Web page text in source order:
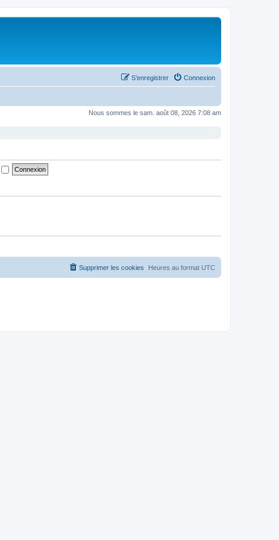
Connexion
S’enregistrer
Nous sommes le sam. août 08, 2026 7:08 am
Heures au format UTC
Supprimer les cookies